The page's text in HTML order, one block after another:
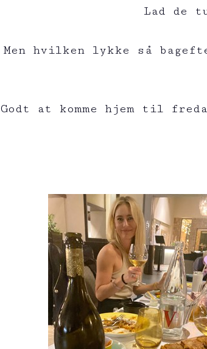
Lad de
Men hvilken lykke så
Godt at komme hjem til